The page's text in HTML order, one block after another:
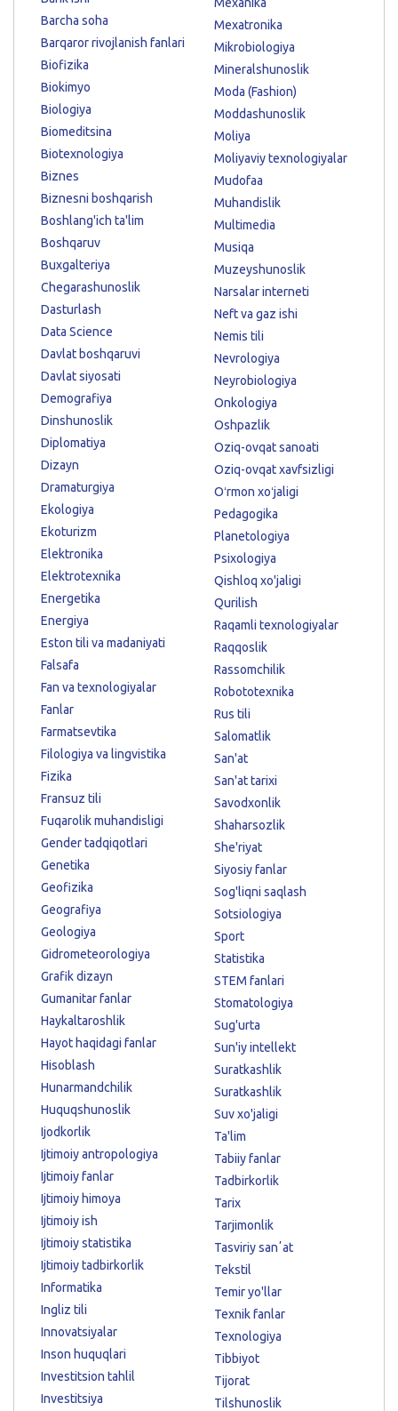
Barcha soha
Barqaror rivojlanish fanlari
Biofizika
Biokimyo
Biologiya
Biomeditsina
Biotexnologiya
Biznes
Biznesni boshqarish
Boshlang'ich ta'lim
Boshqaruv
Buxgalteriya
Chegarashunoslik
Dasturlash
Data Science
Davlat boshqaruvi
Davlat siyosati
Demografiya
Dinshunoslik
Diplomatiya
Dizayn
Dramaturgiya
Ekologiya
Ekoturizm
Elektronika
Elektrotexnika
Energetika
Energiya
Eston tili va madaniyati
Falsafa
Fan va texnologiyalar
Fanlar
Farmatsevtika
Filologiya va lingvistika
Fizika
Fransuz tili
Fuqarolik muhandisligi
Gender tadqiqotlari
Genetika
Geofizika
Geografiya
Geologiya
Gidrometeorologiya
Grafik dizayn
Gumanitar fanlar
Haykaltaroshlik
Hayot haqidagi fanlar
Hisoblash
Hunarmandchilik
Huquqshunoslik
Ijodkorlik
Ijtimoiy antropologiya
Ijtimoiy fanlar
Ijtimoiy himoya
Ijtimoiy ish
Ijtimoiy statistika
Ijtimoiy tadbirkorlik
Informatika
Ingliz tili
Innovatsiyalar
Inson huquqlari
Investitsion tahlil
Investitsiya
Mexatronika
Mikrobiologiya
Mineralshunoslik
Moda (Fashion)
Moddashunoslik
Moliya
Moliyaviy texnologiyalar
Mudofaa
Muhandislik
Multimedia
Musiqa
Muzeyshunoslik
Narsalar interneti
Neft va gaz ishi
Nemis tili
Nevrologiya
Neyrobiologiya
Onkologiya
Oshpazlik
Oziq-ovqat sanoati
Oziq-ovqat xavfsizligi
Oʻrmon xoʻjaligi
Pedagogika
Planetologiya
Psixologiya
Qishloq xo'jaligi
Qurilish
Raqamli texnologiyalar
Raqqoslik
Rassomchilik
Robototexnika
Rus tili
Salomatlik
San'at
San'at tarixi
Savodxonlik
Shaharsozlik
She'riyat
Siyosiy fanlar
Sog'liqni saqlash
Sotsiologiya
Sport
Statistika
STEM fanlari
Stomatologiya
Sug'urta
Sun'iy intellekt
Suratkashlik
Suratkashlik
Suv xo'jaligi
Ta'lim
Tabiiy fanlar
Tadbirkorlik
Tarix
Tarjimonlik
Tasviriy sanʼat
Tekstil
Temir yo'llar
Texnik fanlar
Texnologiya
Tibbiyot
Tijorat
Tilshunoslik